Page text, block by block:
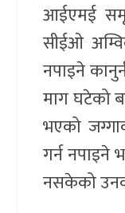
आईएमई
सीईओ
नपाइने
माग घटेको
भएको
गर्न नपाइने
नसकेको